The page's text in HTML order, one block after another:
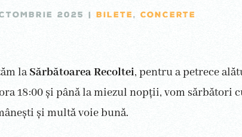
2025 | BILETE, CONCERTE
laSărbătoarea Recoltei, pentru a petrece
18:00 și până la miezul nopții, vom sărbători
și multă voie bună.